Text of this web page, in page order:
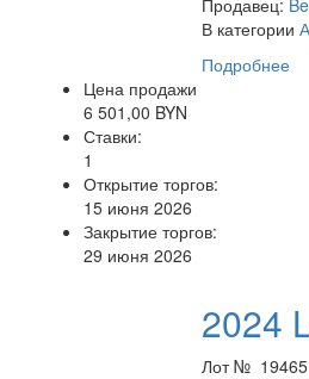
Продавец:
В категории
Подробнее
Цена продажи
6 501,00 BYN
Ставки:
1
Открытие торгов:
15 июня 2026
Закрытие торгов:
29 июня 2026
2024
Лот № 19465